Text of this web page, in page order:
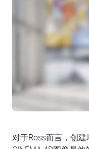
对于Ross而言，创建